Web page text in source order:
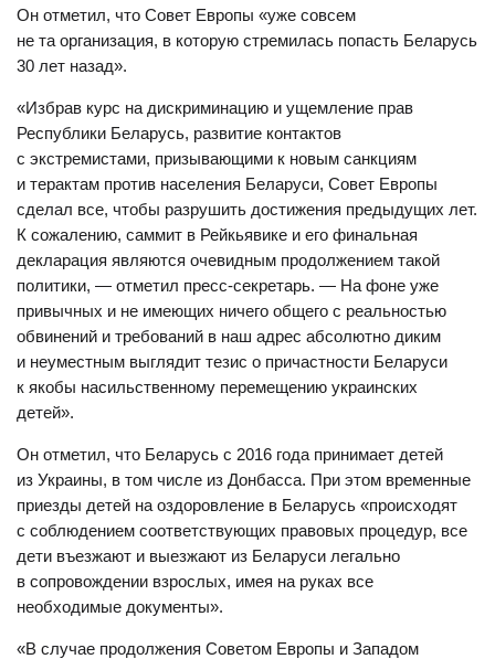
Он отметил, что Совет Европы «уже совсем
не та организация, в которую стремилась попасть Беларусь
30 лет назад».
«Избрав курс на дискриминацию и ущемление прав
Республики Беларусь, развитие контактов
с экстремистами, призывающими к новым санкциям
и терактам против населения Беларуси, Совет Европы
сделал все, чтобы разрушить достижения предыдущих лет.
К сожалению, саммит в Рейкьявике и его финальная
декларация являются очевидным продолжением такой
политики, — отметил пресс-секретарь. — На фоне уже
привычных и не имеющих ничего общего с реальностью
обвинений и требований в наш адрес абсолютно диким
и неуместным выглядит тезис о причастности Беларуси
к якобы насильственному перемещению украинских
детей».
Он отметил, что Беларусь с 2016 года принимает детей
из Украины, в том числе из Донбасса. При этом временные
приезды детей на оздоровление в Беларусь «происходят
с соблюдением соответствующих правовых процедур, все
дети въезжают и выезжают из Беларуси легально
в сопровождении взрослых, имея на руках все
необходимые документы».
«В случае продолжения Советом Европы и Западом